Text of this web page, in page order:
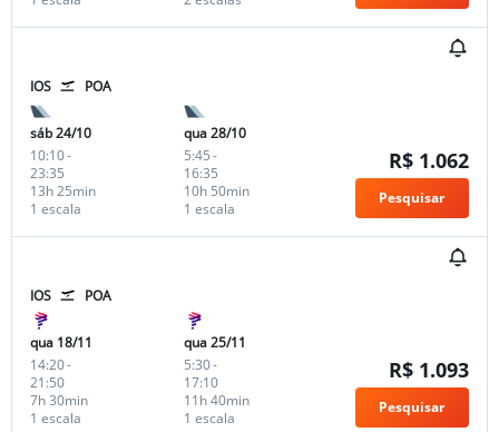
IOS POA
sáb 24/10
10:10-
23:35
1 escala
13h 25min
qua 28/10
5:45-
16:35
1 escala
10h 50min
R$ 1.062
Pesquisar
IOS POA
qua 18/11
14:20-
21:50
1 escala
7h 30min
qua 25/11
5:30-
17:10
1 escala
11h 40min
R$ 1.093
Pesquisar